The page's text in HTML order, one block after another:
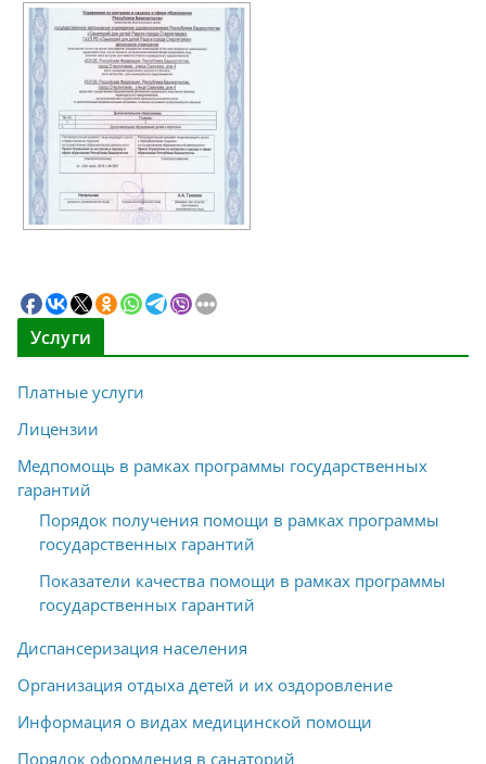
Услуги
Платные услуги
Лицензии
Медпомощь в рамках программы государственных
гарантий
Порядок получения помощи в рамках программы
государственных гарантий
Показатели качества помощи в рамках программы
государственных гарантий
Диспансеризация населения
Организация отдыха детей и их оздоровление
Информация о видах медицинской помощи
Порядок оформления в санаторий